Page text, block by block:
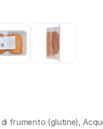
frumento (glutine),